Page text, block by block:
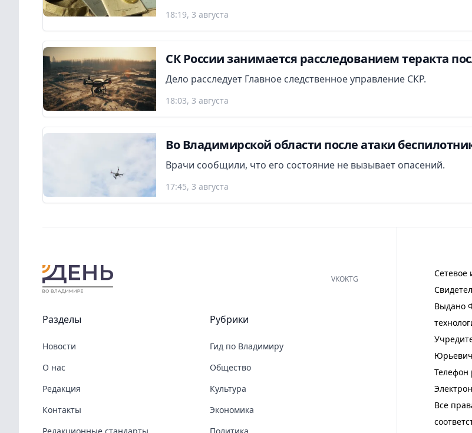
18:19, 3 августа
СК России занимается расследованием теракта
Дело расследует Главное следственное управление СКР.
18:03, 3 августа
Во Владимирской области после атаки
Врачи сообщили, что его состояние не вызывает опасений.
17:45, 3 августа
Сетевое
Выдано
Юрьевич
Телефон
Все
VKOKTG
Разделы
Новости
О нас
Редакция
Контакты
Рубрики
Гид по Владимиру
Общество
Культура
Экономика